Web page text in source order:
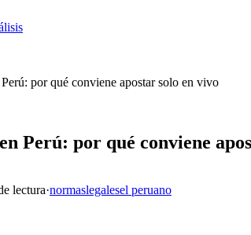
por qué conviene apostar solo en vivo
Perú: por qué conviene
lectura·normaslegalesel peruano